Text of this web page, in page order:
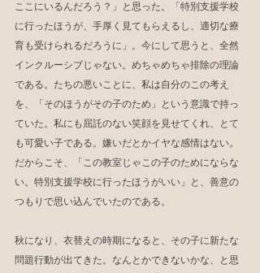
ここにいるんだろう？」と思った。「特別支援学校
に行ったほうが、手厚く見てもらえるし、適切な療
育も受けられるだろうに」。今にして思うと、全然
インクルーシブじゃない。めちゃめちゃ排除の理論
である。たちの悪いことに、私は自分のこの考え
を、「そのほうがその子のため」という意識で持っ
ていた。私にも屈託のない笑顔を見せてくれ、とて
も可愛い子である。嫌いだとかイヤな感情はない。
だからこそ、「この教室じゃこの子のためにならな
い。特別支援学校に行ったほうがいい」と、善意の
つもりで思い込んでいたのである。
秋になり、衣替えの時期になると、その子に新たな
問題行動が出てきた。なんとかできないかな、と思